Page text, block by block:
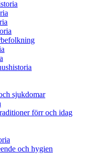
sjukdomar
förr och idag
och hygien